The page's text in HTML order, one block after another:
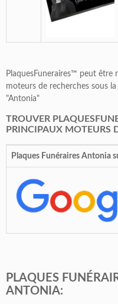
PlaquesFuneraires™ peut
moteurs de recherches sous
"Antonia"
TROUVER
PRINCIPAUX MOTEURS
Plaques Funéraires Antonia
PLAQUES
ANTONIA: